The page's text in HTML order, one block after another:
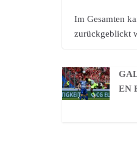
Im Gesamten
zurückgeblickt
EN